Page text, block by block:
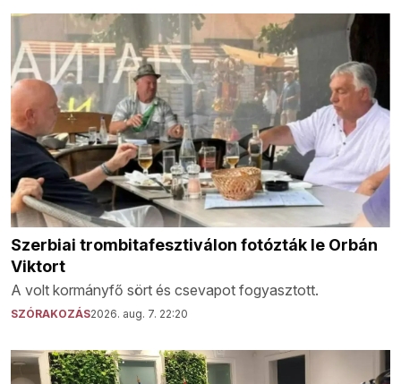
Szerbiai trombitafesztiválon fotózták le Orbán
Viktort
A volt kormányfő sört és csevapot fogyasztott.
SZÓRAKOZÁS2026. aug. 7. 22:20